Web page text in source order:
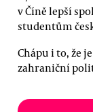
v Číně lepší
studentům
Chápu i to, že
zahraniční